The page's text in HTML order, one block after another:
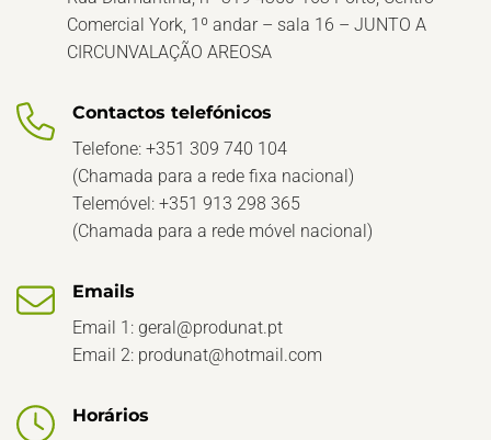
Comercial York, 1º andar – sala 16 – JUNTO A
CIRCUNVALAÇÃO AREOSA
Contactos telefónicos
Telefone: +351 309 740 104
(Chamada para a rede fixa nacional)
Telemóvel: +351 913 298 365
(Chamada para a rede móvel nacional)
Emails
Email 1: geral@produnat.pt
Email 2: produnat@hotmail.com
Horários